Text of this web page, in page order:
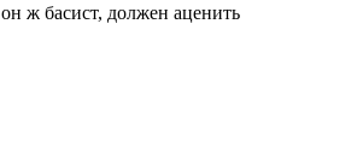
он ж басист, должен аценить